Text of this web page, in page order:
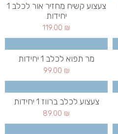
צעצוע קשיח מחזיר אור לכלב 1
יחידות
119.00 ₪
מר תפוא לכלב 1 יחידות
99.00 ₪
צעצוע לכלב ברווז 1 יחידות
89.00 ₪